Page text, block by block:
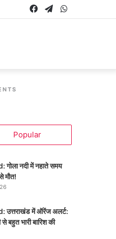
Telegram
Facebook
Popular
नदी में नहाते समय
मौत!
में ऑरेंज अलर्ट:
बहुत भारी बारिश की